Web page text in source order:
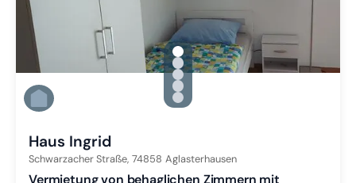
gallery.slide_selector
Zu Slide 1 wechseln
Zu Slide 2 wechseln
Zu Slide 3 wechseln
Zu Slide 4 wechseln
Zu Slide 5 wechseln
Haus Ingrid
Schwarzacher Straße, 74858 Aglasterhausen
Vermietung von behaglichen Zimmern mit